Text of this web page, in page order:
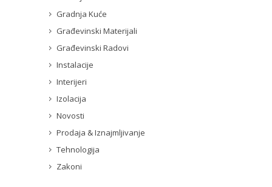
Gradnja Kuće
Građevinski Materijali
Građevinski Radovi
Instalacije
Interijeri
Izolacija
Novosti
Prodaja & Iznajmljivanje
Tehnologija
Zakoni